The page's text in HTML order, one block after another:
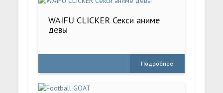
WAIFU CLICKER Секси аниме
девы
Подробнее